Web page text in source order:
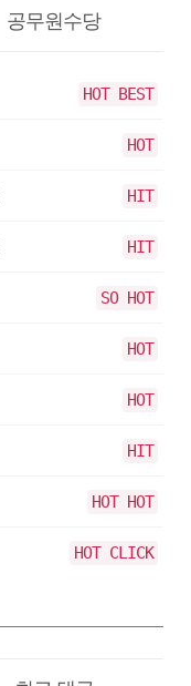
공무원수당
HOT BEST
HOT
HIT
HIT
SO HOT
HOT
HOT
HIT
HOT HOT
HOT CLICK